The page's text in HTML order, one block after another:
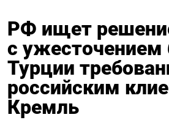
РФ ищет
с ужесточением
Турции
российским
Кремль